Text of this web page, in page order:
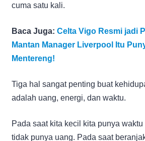
cuma satu kali.
Baca Juga: Celta Vigo Resmi jadi
Mantan Manager Liverpool Itu
Mentereng!
Tiga hal sangat penting buat
adalah uang, energi, dan waktu.
Pada saat kita kecil kita punya
tidak punya uang. Pada saat